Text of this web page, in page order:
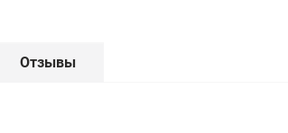
Отзывы